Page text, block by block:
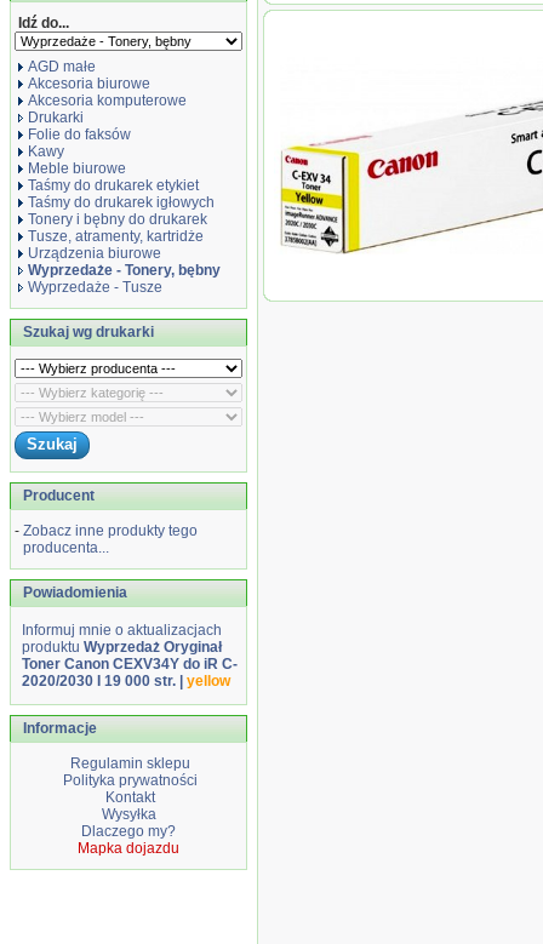
Idź do...
AGD małe
Akcesoria biurowe
Akcesoria komputerowe
Drukarki
Folie do faksów
Kawy
Meble biurowe
Taśmy do drukarek etykiet
Taśmy do drukarek igłowych
Tonery i bębny do drukarek
Tusze, atramenty, kartridże
Urządzenia biurowe
Wyprzedaże - Tonery, bębny
Wyprzedaże - Tusze
Szukaj wg drukarki
Producent
- Zobacz inne produkty tego
producenta...
Powiadomienia
Informuj mnie o aktualizacjach
produktu Wyprzedaż Oryginał
Toner Canon CEXV34Y do iR C-
2020/2030 I 19 000 str. |
yellow
Informacje
Regulamin sklepu
Polityka prywatności
Kontakt
Wysyłka
Dlaczego my?
Mapka dojazdu